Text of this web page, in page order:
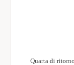
Quarta di